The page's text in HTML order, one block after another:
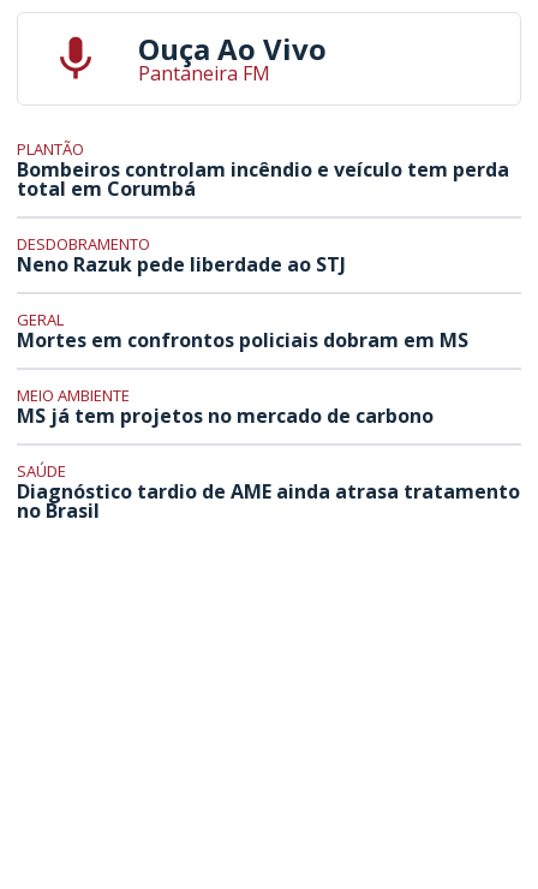
Ouça Ao Vivo
Pantaneira FM
PLANTÃO
Bombeiros controlam incêndio e veículo tem perda
total em Corumbá
DESDOBRAMENTO
Neno Razuk pede liberdade ao STJ
GERAL
Mortes em confrontos policiais dobram em MS
MEIO AMBIENTE
MS já tem projetos no mercado de carbono
SAÚDE
Diagnóstico tardio de AME ainda atrasa tratamento
no Brasil